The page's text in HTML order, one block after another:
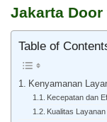
Jakarta Door
Table of
Kenyamanan
Kecepatan dan
Kualitas Layanan